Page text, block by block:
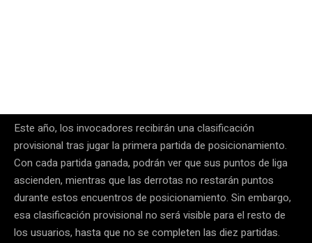
Este año, los invocadores recibirán una clasificación
provisional tras jugar la primera partida de posicionamiento.
Con cada partida ganada, podrán ver que sus puntos de liga
ascienden, mientras que las derrotas no restarán puntos
durante estos encuentros de posicionamiento. Sin embargo,
esa clasificación provisional no será visible para el resto de
los usuarios, hasta que no se completen las diez partidas.